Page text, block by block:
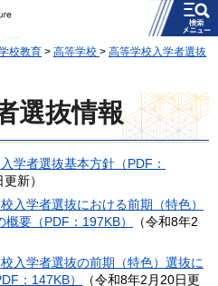
メニュー
校教育 > 高等学校 > 高等学校入学者選抜
選抜情報
学者選抜基本方針（PDF：
新）
入学者選抜における前期（特色）
要（PDF：197KB）
（令和8年2
入学者選抜の前期（特色）選抜に
：147KB）
（令和8年2月20日更